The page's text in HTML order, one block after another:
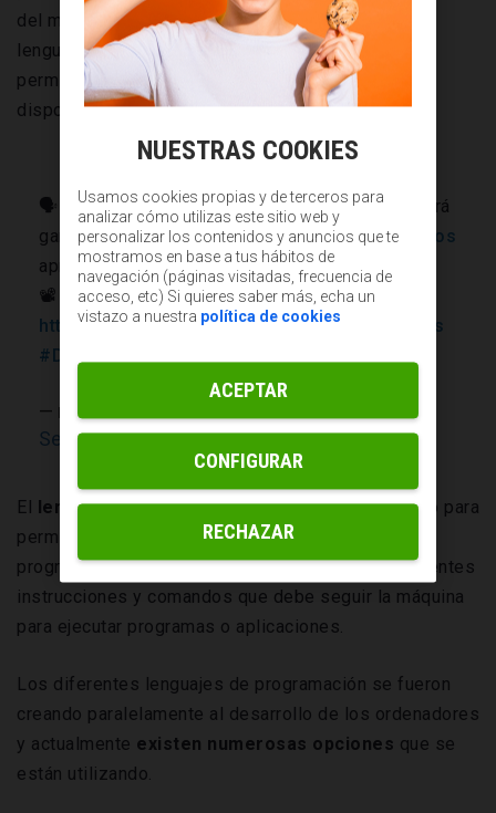
del mismo modo que podríamos afirmar que los
lenguajes de programación son aquellos que nos
permiten “comunicarnos” con los ordenadores o
dispositivos.
🗣️ El#inglésya no es el único idioma que te hará
ganar#dinero. Si quieres aumentar tus#ingresos
aprende el lenguaje de la#programación
📽️ Video completo:
https://t.co/qpSf2IuuMe#TúPuedes
#Negocios
#Dinero
— negociosentuidioma (@NegociosIdioma)
September 26, 2018
El lenguaje de programaciónes el idioma creado para
permitir la comunicación entre el ordenador y el
programador y permite a este último fijar las diferentes
instrucciones y comandos que debe seguir la máquina
para ejecutar programas o aplicaciones.
Los diferentes lenguajes de programación se fueron
creando paralelamente al desarrollo de los ordenadores
y actualmente existen numerosas opciones que se
están utilizando.
NUESTRAS COOKIES
Usamos cookies propias y de terceros para
analizar cómo utilizas este sitio web y
personalizar los contenidos y anuncios que te
mostramos en base a tus hábitos de
navegación (páginas visitadas, frecuencia de
acceso, etc) Si quieres saber más, echa un
vistazo a nuestra política de cookies
RECHAZAR
ACEPTAR
CONFIGURAR